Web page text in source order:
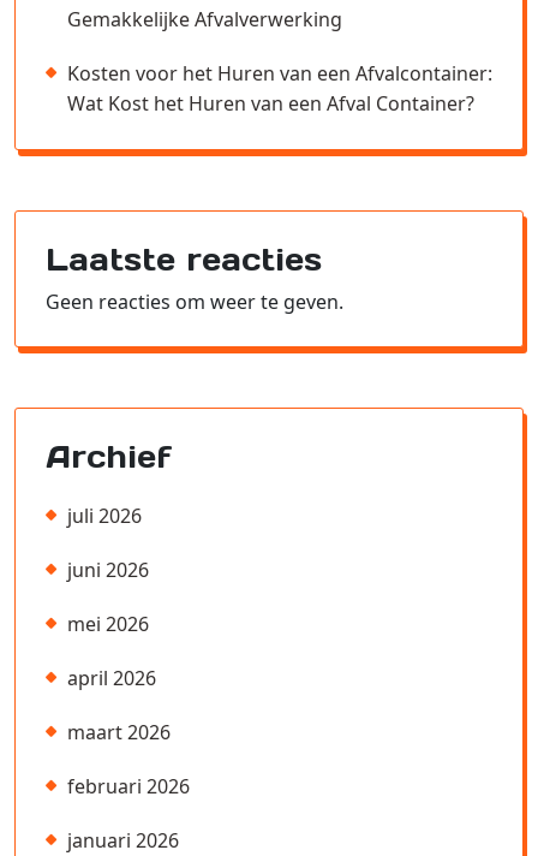
Gemakkelijke Afvalverwerking
Kosten voor het Huren van een Afvalcontainer:
Wat Kost het Huren van een Afval Container?
Laatste reacties
Geen reacties om weer te geven.
Archief
juli 2026
juni 2026
mei 2026
april 2026
maart 2026
februari 2026
januari 2026